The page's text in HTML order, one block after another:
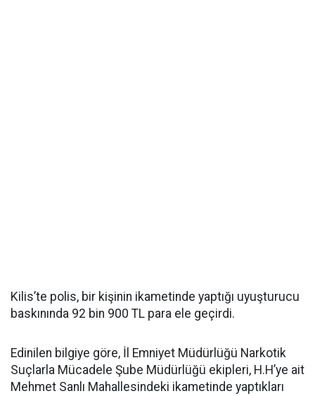
Kilis’te polis, bir kişinin ikametinde yaptığı uyuşturucu
baskınında 92 bin 900 TL para ele geçirdi.
Edinilen bilgiye göre, İl Emniyet Müdürlüğü Narkotik
Suçlarla Mücadele Şube Müdürlüğü ekipleri, H.H’ye ait
Mehmet Sanlı Mahallesindeki ikametinde yaptıkları